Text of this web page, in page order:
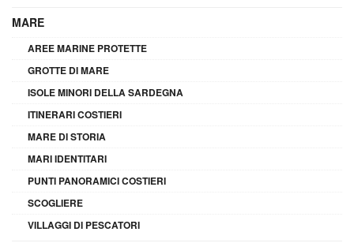
MARE
AREE MARINE PROTETTE
GROTTE DI MARE
ISOLE MINORI DELLA SARDEGNA
ITINERARI COSTIERI
MARE DI STORIA
MARI IDENTITARI
PUNTI PANORAMICI COSTIERI
SCOGLIERE
VILLAGGI DI PESCATORI